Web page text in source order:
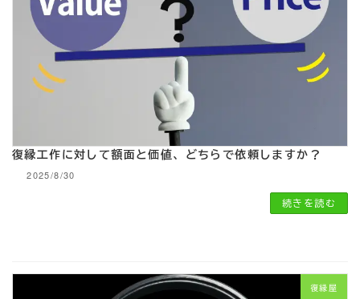
復縁工作に対して額面と価値、どちらで依頼しますか？
2025/8/30
続きを読む
復縁屋